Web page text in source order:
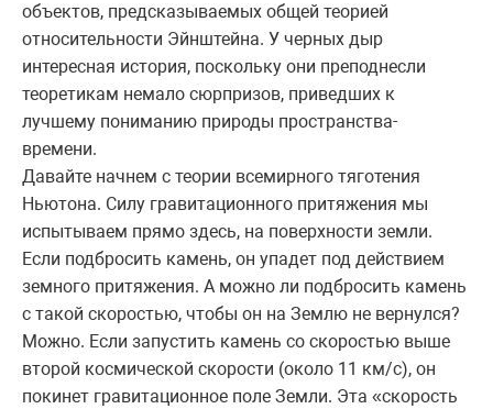
объектов, предсказываемых общей теорией
относительности Эйнштейна. У черных дыр
интересная история, поскольку они преподнесли
теоретикам немало сюрпризов, приведших к
лучшему пониманию природы пространства-
времени.
Давайте начнем с теории всемирного тяготения
Ньютона. Силу гравитационного притяжения мы
испытываем прямо здесь, на поверхности земли.
Если подбросить камень, он упадет под действием
земного притяжения. А можно ли подбросить камень
с такой скоростью, чтобы он на Землю не вернулся?
Можно. Если запустить камень со скоростью выше
второй космической скорости (около 11 км/с), он
покинет гравитационное поле Земли. Эта «скорость